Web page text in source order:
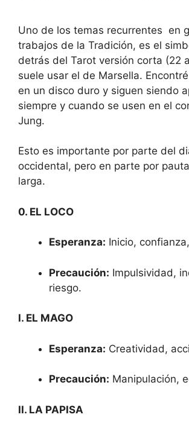
Uno de los temas recurrentes en
trabajos de la Tradición, es el
detrás del Tarot versión corta (22
suele usar el de Marsella.
en un disco duro y siguen siendo
siempre y cuando se usen en el
Jung.
Esto es importante por parte del
occidental, pero en parte por
larga.
0. EL LOCO
Esperanza: Inicio,
Precaución: Impulsividad,
riesgo.
I. EL MAGO
Esperanza: Creatividad,
Precaución: Manipulación,
II. LA PAPISA